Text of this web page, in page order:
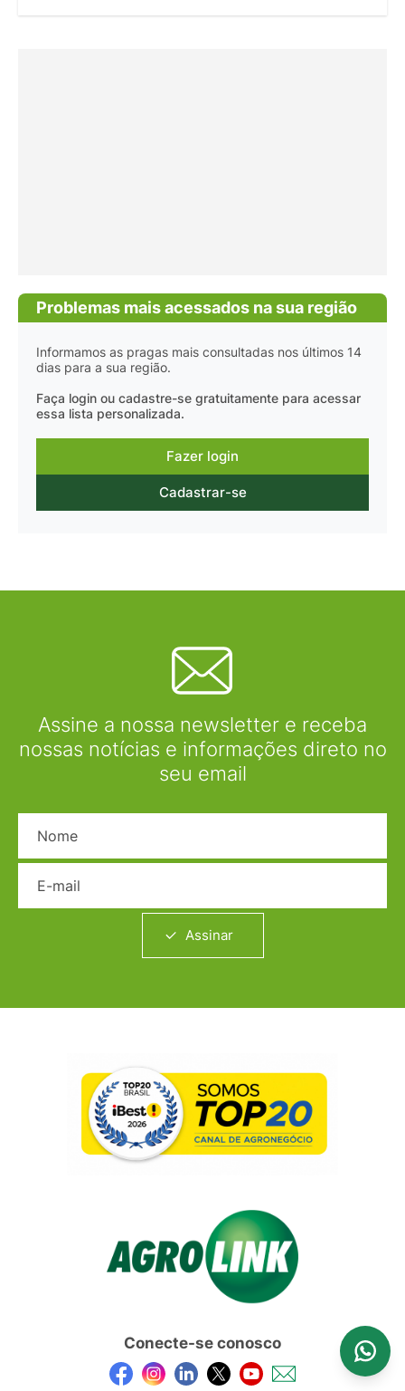
Problemas mais acessados na sua região
Informamos as pragas mais consultadas nos últimos 14
dias para a sua região.
Faça login ou cadastre-se gratuitamente para acessar
essa lista personalizada.
Fazer login
Cadastrar-se
Assine a nossa newsletter e receba
nossas notícias e informações direto no
seu email
Assinar
Conecte-se conosco